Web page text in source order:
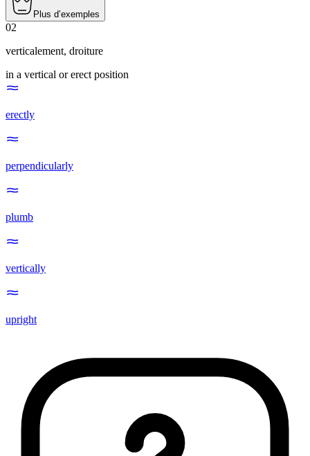
Plus d’exemples
02
verticalement, droiture
in a vertical or erect position
erectly
perpendicularly
plumb
vertically
upright